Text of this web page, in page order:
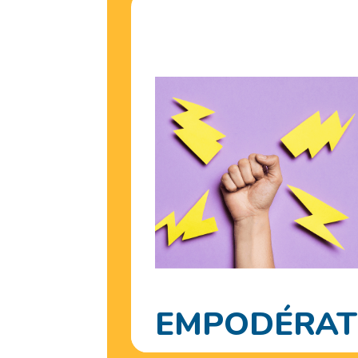
Toma control
de tus:
Emociones.
Pensamientos.
Y